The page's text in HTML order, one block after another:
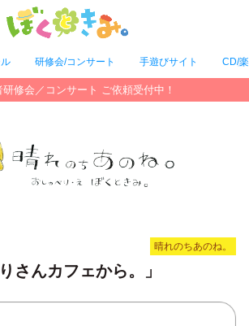
研修会/コンサート 手遊びサイト CD/
研修会／コンサート ご依頼受付中！
晴れのちあのね。
さんカフェから。」